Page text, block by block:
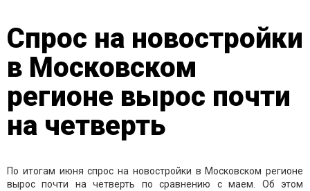
Спрос на новостройки
в Московском
регионе вырос почти
на четверть
По итогам июня спрос на новостройки в Московском регионе
вырос почти на четверть по сравнению с маем. Об этом